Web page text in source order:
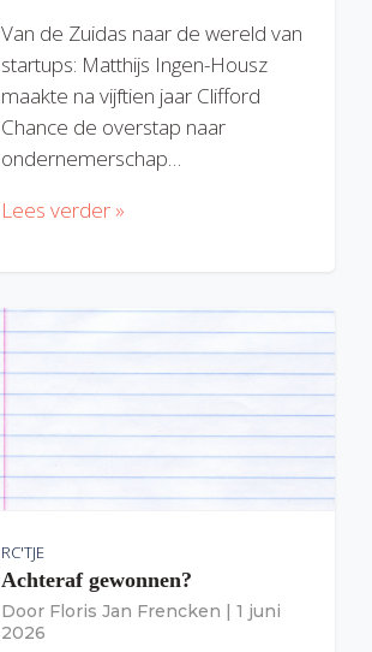
Van de Zuidas naar de wereld van
startups: Matthijs Ingen-Housz
maakte na vijftien jaar Clifford
Chance de overstap naar
ondernemerschap…
Lees verder »
RC'TJE
Achteraf gewonnen?
Door Floris Jan Frencken | 1 juni
2026